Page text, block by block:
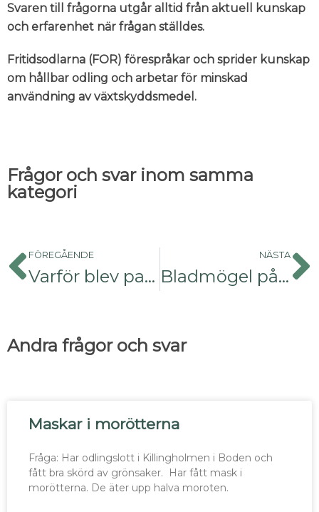
Svaren till frågorna utgår alltid från aktuell kunskap
och erfarenhet när frågan ställdes.
Fritidsodlarna (FOR) förespråkar och sprider kunskap
om hållbar odling och arbetar för minskad
användning av växtskyddsmedel.
Frågor och svar inom samma
kategori
FÖREGÅENDE
Varför blev paprikafrön till chili?
NÄSTA
Bladmögel på tomater
Andra frågor och svar
Maskar i morötterna
Fråga: Har odlingslott i Killingholmen i Boden och
fått bra skörd av grönsaker. Har fått mask i
morötterna. De äter upp halva moroten.